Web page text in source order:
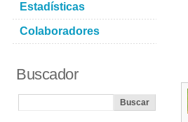
Estadísticas
Colaboradores
Buscador